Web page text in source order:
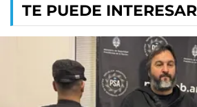
TE PUEDE INTERESAR